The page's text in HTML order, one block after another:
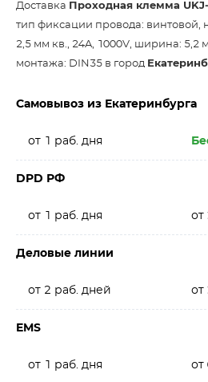
Доставка Проходная клемма
тип фиксации провода: винтовой,
2,5 мм кв., 24A, 1000V, ширина: 5,2
монтажа: DIN35 в город
Самовывоз из Екатеринбурга
от 1 раб. дня
DPD РФ
от 1 раб. дня от
Деловые линии
от 2 раб. дней от
EMS
от 1 раб. дня от